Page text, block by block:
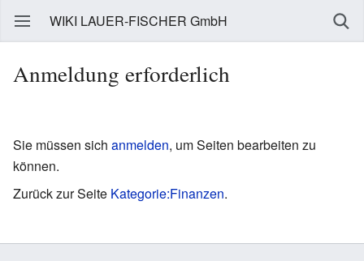
WIKI LAUER-FISCHER GmbH
Anmeldung erforderlich
Sie müssen sich anmelden, um Seiten bearbeiten zu
können.
Zurück zur Seite Kategorie:Finanzen.